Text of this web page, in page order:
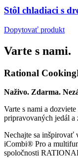
Stôl chladiaci s
Dopytovať produkt
Varte s nami.
Rational
Naživo. Zdarma.
Varte s nami a
pripravovaných jedál a
Nechajte sa
iCombi® Pro a
spoločnosti